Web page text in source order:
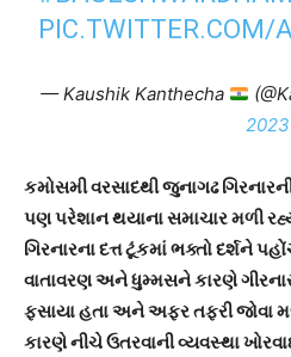
PIC.TWITTER.COM/
— Kaushik Kanthecha
2023
કમોસમી વરસાદથી જુનાગઢ
પણ પરેશાન થયાના સમાચાર મળી
ગિરનારના દત્ત ટૂંકમાં ભક્તો દર્શને
વાતાવરણ અને ધુમ્મસને કારણે
ફસાયા હતા અને અફર તફરી જોવા
કારણે નીચે ઉતરવાની વ્યવસ્થા